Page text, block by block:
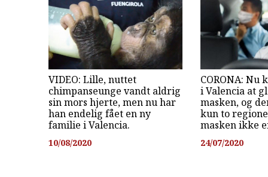
VIDEO: Lille, nuttet
chimpanseunge vandt aldrig
sin mors hjerte, men nu har
han endelig fået en ny
familie i Valencia.
10/08/2020
CORONA: Nu
i Valencia at
masken, og
kun to
masken ikke
24/07/2020